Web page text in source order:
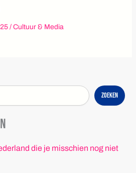
/ Cultuur & Media
Zoeken
die je misschien nog niet